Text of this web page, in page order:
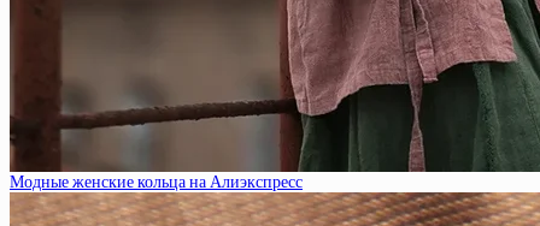
Модные женские кольца на Алиэкспресс